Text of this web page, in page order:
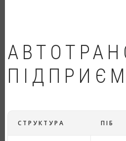
СТРУКТУРА ПІБ